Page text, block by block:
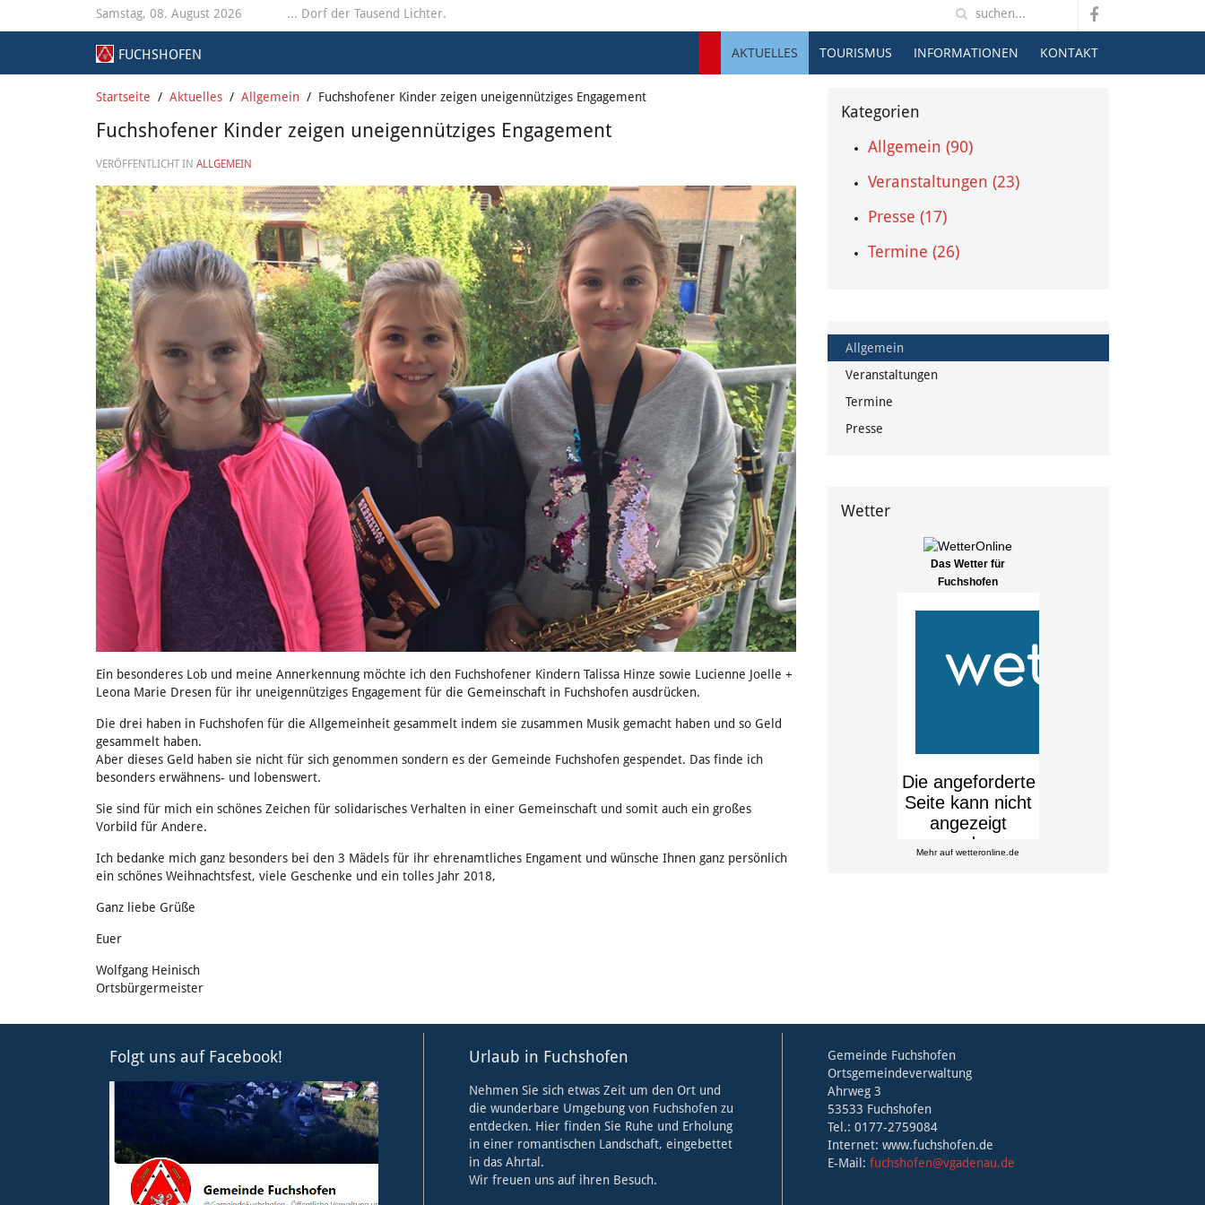
Samstag, 08. August 2026 ... Dorf der Tausend Lichter.
FUCHSHOFEN AKTUELLES TOURISMUS INFORMATIONEN KONTAKT
Startseite Aktuelles Allgemein Fuchshofener Kinder zeigen uneigennütziges Engagement
Fuchshofener Kinder zeigen uneigennütziges Engagement
VERÖFFENTLICHT IN ALLGEMEIN
Ein besonderes Lob und meine Annerkennung möchte ich den Fuchshofener Kindern Talissa Hinze sowie Lucienne Joelle +
Leona Marie Dresen für ihr uneigennütziges Engagement für die Gemeinschaft in Fuchshofen ausdrücken.
Die drei haben in Fuchshofen für die Allgemeinheit gesammelt indem sie zusammen Musik gemacht haben und so Geld
gesammelt haben.
Aber dieses Geld haben sie nicht für sich genommen sondern es der Gemeinde Fuchshofen gespendet. Das finde ich
besonders erwähnens- und lobenswert.
Sie sind für mich ein schönes Zeichen für solidarisches Verhalten in einer Gemeinschaft und somit auch ein großes
Vorbild für Andere.
Ich bedanke mich ganz besonders bei den 3 Mädels für ihr ehrenamtliches Engament und wünsche Ihnen ganz persönlich
ein schönes Weihnachtsfest, viele Geschenke und ein tolles Jahr 2018,
Ganz liebe Grüße
Euer
Wolfgang Heinisch
Ortsbürgermeister
Kategorien
Allgemein (90)
Veranstaltungen (23)
Presse (17)
Termine (26)
Allgemein
Veranstaltungen
Termine
Presse
Wetter
Das Wetter für
Fuchshofen
Mehr aufwetteronline.de
Folgt uns auf Facebook! Urlaub in Fuchshofen
Nehmen Sie sich etwas Zeit um den Ort und
die wunderbare Umgebung von Fuchshofen zu
entdecken. Hier finden Sie Ruhe und Erholung
in einer romantischen Landschaft, eingebettet
in das Ahrtal.
Wir freuen uns auf ihren Besuch.
Gemeinde Fuchshofen
Ortsgemeindeverwaltung
Ahrweg 3
53533 Fuchshofen
Tel.: 0177-2759084
Internet: www.fuchshofen.de
E-Mail: fuchshofen@vgadenau.de